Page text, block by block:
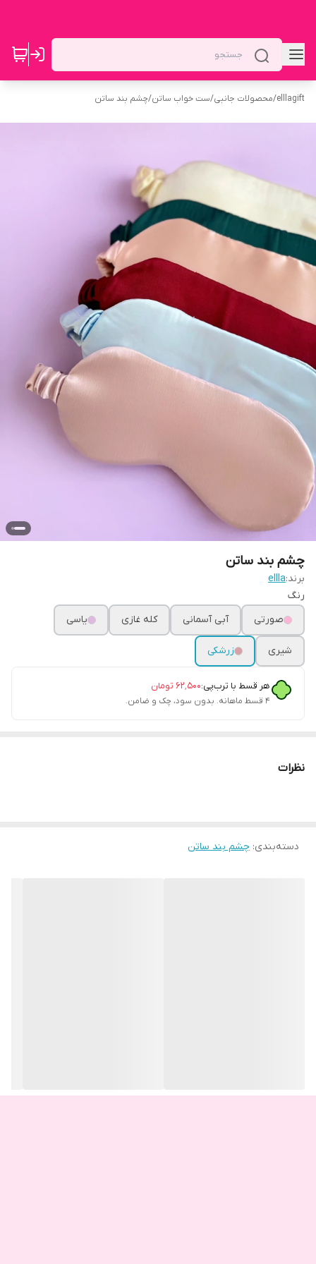
elllagift
/محصولات جانبی/ست خواب ساتن/چشم بند ساتن
چشم بند ساتن
برند:ellla
رنگ
صورتی
آبی آسمانی کله غازی یاسی
شیری زرشکی
هر قسط با ترب‌پی:۶۲٬۵۰۰ تومان
۴ قسط ماهانه. بدون سود، چک و ضامن.
نظرات
دسته‌بندی: چشم بند ساتن